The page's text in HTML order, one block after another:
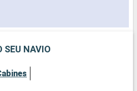
SEU NAVIO